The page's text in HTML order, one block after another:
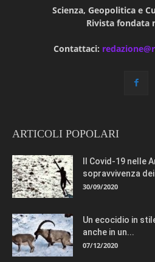
Scienza, Geopolitica e
Rivista fondata
Contattaci:
ARTICOLI POPOLARI
Il Covid-19 nelle
sopravvivenza
30/09/2020
Un ecocidio in
anche in un...
07/12/2020